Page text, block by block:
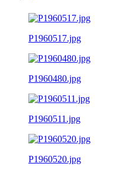
P1960517.jpg
P1960480.jpg
P1960511.jpg
P1960520.jpg